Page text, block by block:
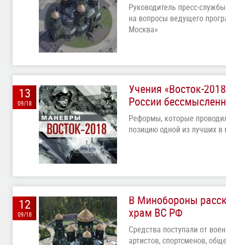
Руководитель пресс-
на вопросы ведущего
Москва»
13
09/18
Учения «Восток-
России
Реформы, которые
позицию одной из лучших в
12
09/18
В Минобороны
храм ВС РФ
Средства поступали от
артистов, спортсменов,